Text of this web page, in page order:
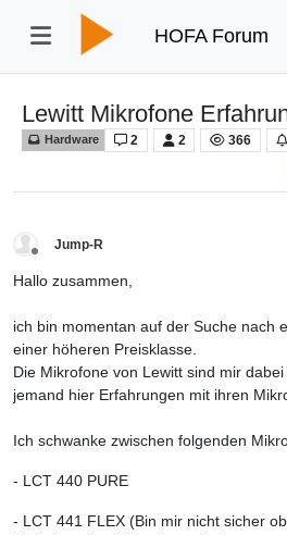
HOFA Forum
Lewitt Mikrofone
Hardware 2 2 366
Jump-R
Hallo zusammen,
ich bin momentan auf der Suche nach
einer höheren Preisklasse.
Die Mikrofone von Lewitt sind mir
jemand hier Erfahrungen mit ihren
Ich schwanke zwischen folgenden
- LCT 440 PURE
- LCT 441 FLEX (Bin mir nicht sicher